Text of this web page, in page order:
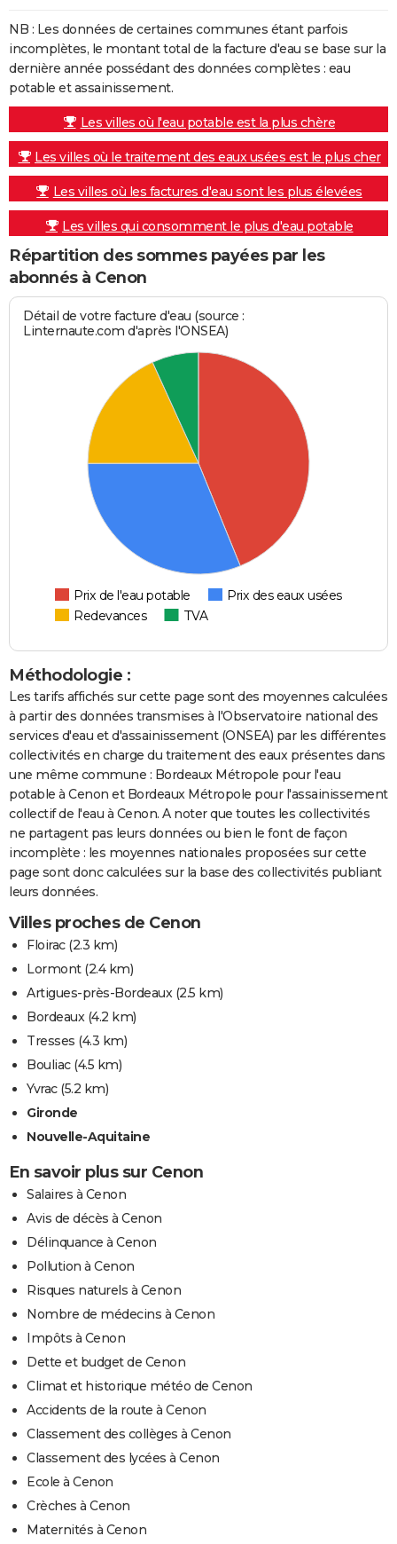
NB : Les données de certaines communes étant parfois
incomplètes, le montant total de la facture d'eau se base sur la
dernière année possédant des données complètes : eau
potable et assainissement.
Les villes où l'eau potable est la plus chère
Les villes où le traitement des eaux usées est le plus cher
Les villes où les factures d'eau sont les plus élevées
Les villes qui consomment le plus d'eau potable
Répartition des sommes payées par les
abonnés à Cenon
Détail de votre facture d'eau (source :
Linternaute.com d'après l'ONSEA)
Prix de l'eau potable
Prix des eaux usées
Redevances
TVA
Méthodologie :
Les tarifs affichés sur cette page sont des moyennes calculées
à partir des données transmises à l'Observatoire national des
services d'eau et d'assainissement (ONSEA) par les différentes
collectivités en charge du traitement des eaux présentes dans
une même commune : Bordeaux Métropole pour l'eau
potable à Cenon et Bordeaux Métropole pour l'assainissement
collectif de l'eau à Cenon. A noter que toutes les collectivités
ne partagent pas leurs données ou bien le font de façon
incomplète : les moyennes nationales proposées sur cette
page sont donc calculées sur la base des collectivités publiant
leurs données.
Villes proches de Cenon
Floirac(2.3 km)
Lormont(2.4 km)
Artigues-près-Bordeaux(2.5 km)
Bordeaux(4.2 km)
Tresses (4.3 km)
Bouliac(4.5 km)
Yvrac(5.2 km)
Gironde
Nouvelle-Aquitaine
En savoir plus sur Cenon
Salaires à Cenon
Avis de décès à Cenon
Délinquance à Cenon
Pollution à Cenon
Risques naturels à Cenon
Nombre de médecins à Cenon
Impôts à Cenon
Dette et budget de Cenon
Climat et historique météo de Cenon
Accidents de la route à Cenon
Classement des collèges à Cenon
Classement des lycées à Cenon
Ecole à Cenon
Crèches à Cenon
Maternités à Cenon